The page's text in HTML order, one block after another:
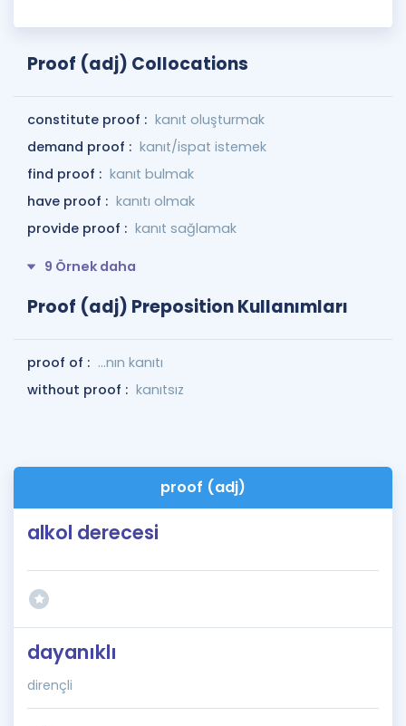
Proof (adj) Collocations
constitute proof : kanıt oluşturmak
demand proof : kanıt/ispat istemek
find proof : kanıt bulmak
have proof : kanıtı olmak
provide proof : kanıt sağlamak
9 Örnek daha
Proof (adj) Preposition Kullanımları
proof of : ...nın kanıtı
without proof : kanıtsız
proof (adj)
alkol derecesi
dayanıklı
dirençli